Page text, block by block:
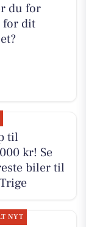
du for
for dit
til
kr! Se
biler til
NYT